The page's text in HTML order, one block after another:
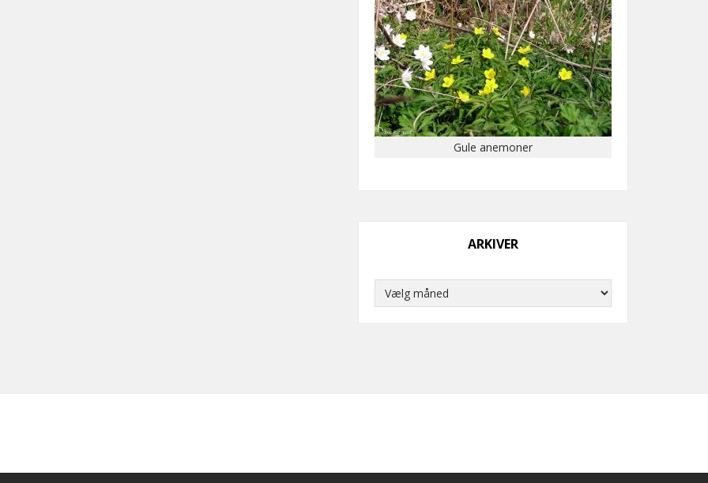
Gule anemoner
ARKIVER
Arkiver